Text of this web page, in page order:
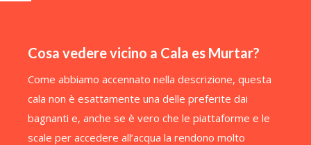
Cosa vedere vicino a Cala es Murtar?
Come abbiamo accennato nella descrizione, questa
cala non è esattamente una delle preferite dai
bagnanti e, anche se è vero che le piattaforme e le
scale per accedere all’acqua la rendono molto